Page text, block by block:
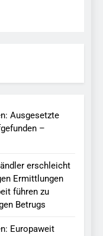
Ausgesetzte
–
erschleicht
Ermittlungen
führen zu
Betrugs
Europaweit